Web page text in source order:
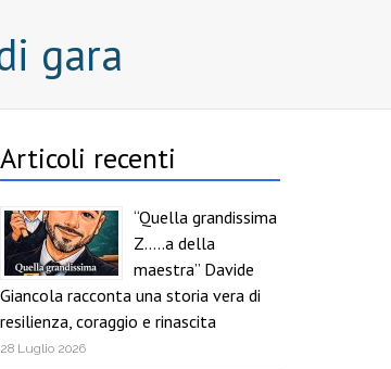
gara
Articoli recenti
“Quella grandissima
Z…..a della
maestra” Davide
Giancola racconta una storia vera di
resilienza, coraggio e rinascita
28 Luglio 2026